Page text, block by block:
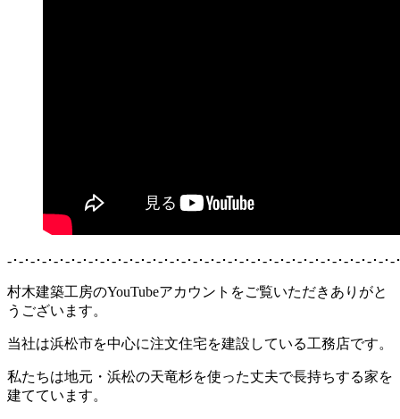
-･-･-･-･-･-･-･-･-･-･-･-･-･-･-･-･-･-･-･-･-･-･-･-･-･-･-･-･-･-･-･-･-･-
村木建築工房のYouTubeアカウントをご覧いただきありがと
うございます。
当社は浜松市を中心に注文住宅を建設している工務店です。
私たちは地元・浜松の天竜杉を使った丈夫で長持ちする家を
建てています。